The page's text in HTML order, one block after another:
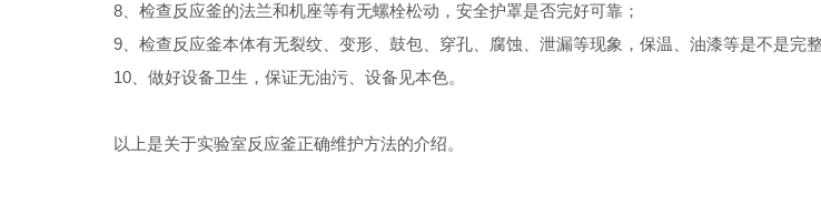
8、检查反应釜的法兰和机座等有无螺栓松动，安全护罩是否完好可靠；
9、检查反应釜本体有无裂纹、变形、鼓包、穿孔、腐蚀、泄漏等现象，保温、油漆等是不是完整
10、做好设备卫生，保证无油污、设备见本色。
以上是关于实验室反应釜正确维护方法的介绍。